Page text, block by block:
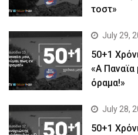
τοστ»
July 29,
50+1
«Α
όραμα!»
July 28,
50+1